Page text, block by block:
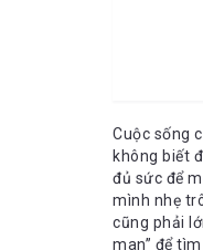
Cuộc sống
không biết
đủ sức để
mình nhẹ
cũng phải
man” để